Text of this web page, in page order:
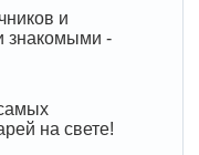
и
знакомыми -
на свете!